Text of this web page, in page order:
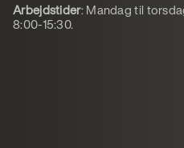
Arbejdstider: Mandag til
8:00-15:30.